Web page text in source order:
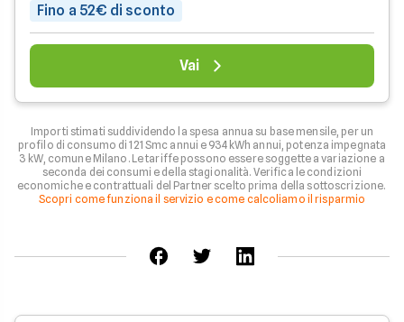
Fino a 52€ di sconto
Vai
Importi stimati suddividendo la spesa annua su base mensile, per un
profilo di consumo di 121 Smc annui e 934 kWh annui, potenza impegnata
3 kW, comune Milano. Le tariffe possono essere soggette a variazione a
seconda dei consumi e della stagionalità. Verifica le condizioni
economiche e contrattuali del Partner scelto prima della sottoscrizione.
Scopri come funziona il servizio e come calcoliamo il risparmio